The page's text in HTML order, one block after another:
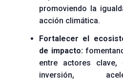
promoviendo la
acción climática.
Fortalecer el
de impacto:
entre actores
inversión,